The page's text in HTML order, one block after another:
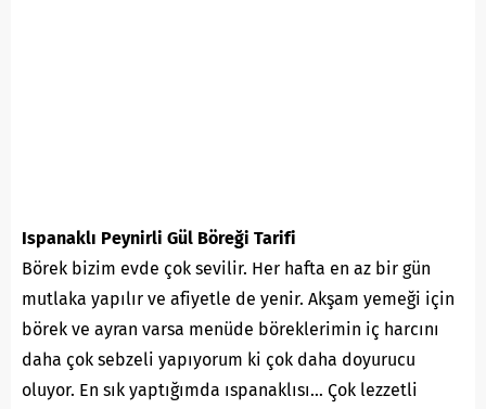
Ispanaklı Peynirli Gül Böreği Tarifi
Börek bizim evde çok sevilir. Her hafta en az bir gün
mutlaka yapılır ve afiyetle de yenir. Akşam yemeği için
börek ve ayran varsa menüde böreklerimin iç harcını
daha çok sebzeli yapıyorum ki çok daha doyurucu
oluyor. En sık yaptığımda ıspanaklısı… Çok lezzetli